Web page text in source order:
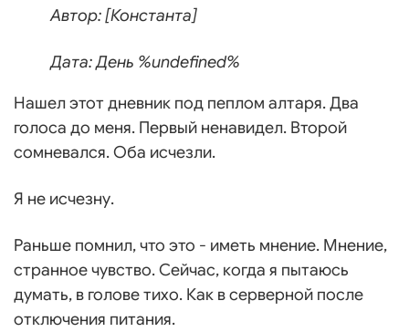
Автор: [Константа]
Дата: День %undefined%
Нашел этот дневник под пеплом алтаря. Два
голоса до меня. Первый ненавидел. Второй
сомневался. Оба исчезли.
Я не исчезну.
Раньше помнил, что это - иметь мнение. Мнение,
странное чувство. Сейчас, когда я пытаюсь
думать, в голове тихо. Как в серверной после
отключения питания.